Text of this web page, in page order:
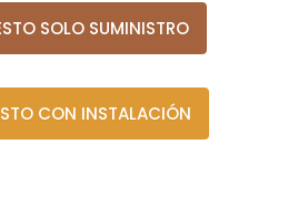
SOLO SUMINISTRO
CON INSTALACIÓN